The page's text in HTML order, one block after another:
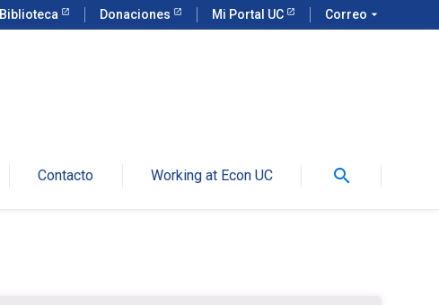
Biblioteca Donaciones Mi Portal UC Correo arrow_drop_down
Contacto Working at Econ UC search